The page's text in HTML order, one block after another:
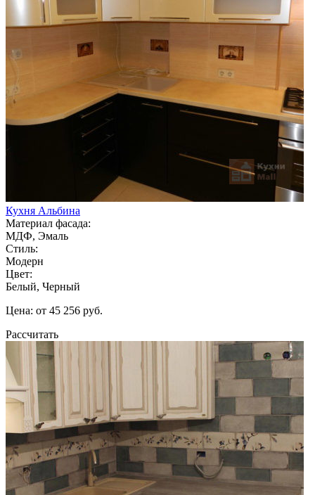
Кухня Альбина
Материал фасада:
МДФ, Эмаль
Стиль:
Модерн
Цвет:
Белый, Черный
Цена: от 45 256 руб.
Рассчитать